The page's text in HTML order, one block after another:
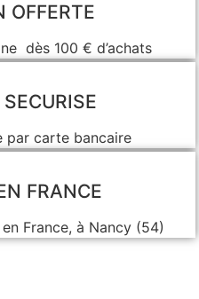
OFFERTE
dès 100 € d’achats
par carte bancaire
FRANCE
France, à Nancy (54)